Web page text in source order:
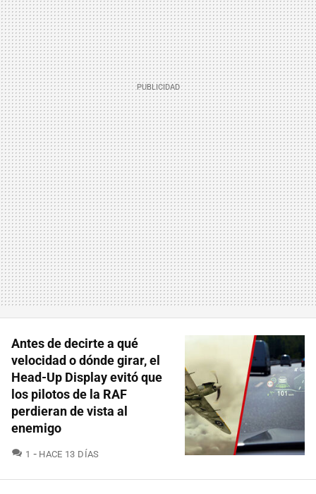
Antes de decirte a qué
velocidad o dónde girar, el
Head-Up Display evitó que
los pilotos de la RAF
perdieran de vista al
enemigo
1 COMENTARIOS
HACE 13 DÍAS